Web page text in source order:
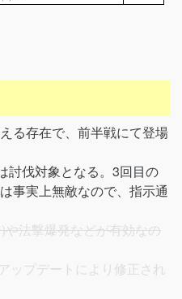
る存在で、前半戦にて登場
討伐対象となる。3回目の
事実上無敵なので、指示通
法撃爆発などが有効なの
ップデートにより修正され